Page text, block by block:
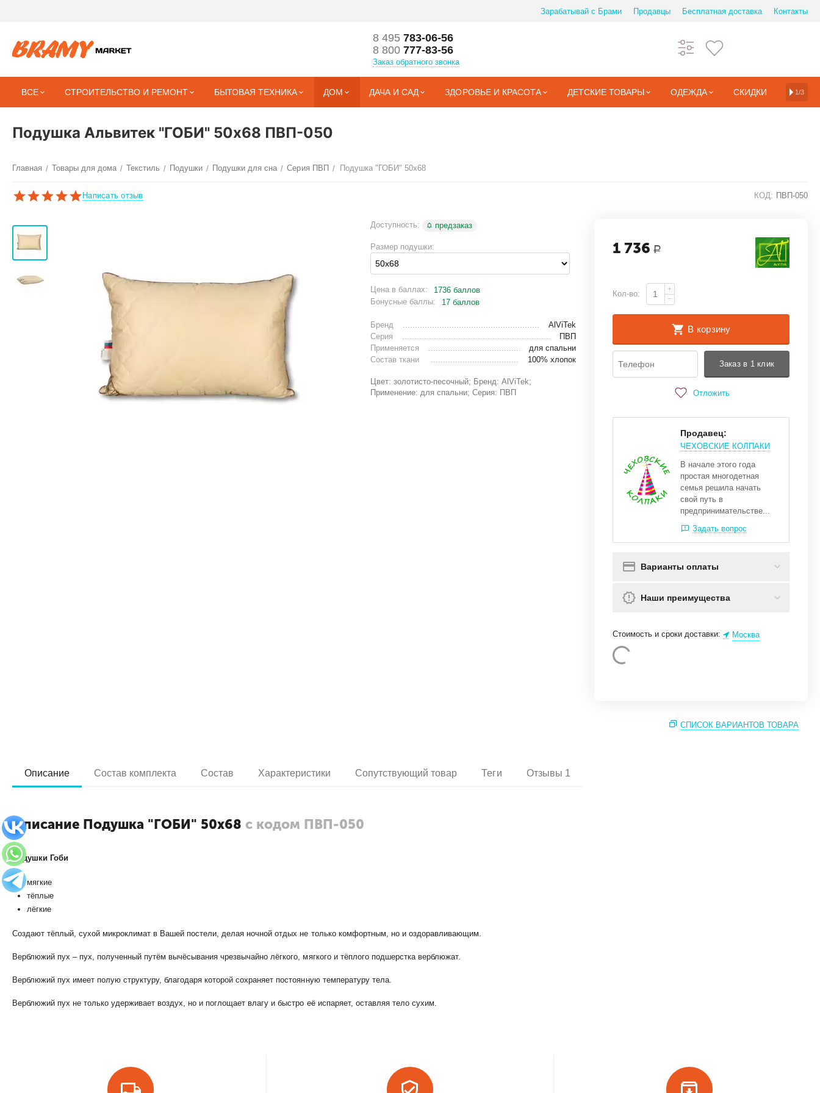
Зарабатывай с Брами Продавцы Бесплатная доставка Контакты
8 495783-06-56
8 800777-83-56
Заказ обратного звонка
ВСЕ СТРОИТЕЛЬСТВО И РЕМОНТ БЫТОВАЯ ТЕХНИКА ДОМ ДАЧА И САД ЗДОРОВЬЕ И КРАСОТА ДЕТСКИЕ ТОВАРЫ ОДЕЖДА СКИДКИ 1/3
Подушка Альвитек "ГОБИ" 50х68 ПВП-050
Главная / Товары для дома / Текстиль / Подушки / Подушки для сна / Серия ПВП / Подушка "ГОБИ" 50х68
Написать отзыв КОД: ПВП-050
Доступность: предзаказ
Размер подушки:
Цена в баллах:
1736 баллов
Бонусные баллы:
17 баллов
Бренд
AlViTek
Серия
ПВП
Применяется
для спальни
Состав ткани
100% хлопок
Цвет: золотисто-песочный; Бренд: AlViTek;
Применение: для спальни; Серия: ПВП
1 736 Р
Кол-во:
+
−
В корзину
Заказ в 1 клик
Отложить
Продавец:
ЧЕХОВСКИЕ КОЛПАКИ
В начале этого года
простая многодетная
семья решила начать
свой путь в
предпринимательстве...
Задать вопрос
Варианты оплаты
Наши преимущества
Стоимость и сроки доставки: Москва
СПИСОК ВАРИАНТОВ ТОВАРА
Описание Состав комплекта Состав Характеристики Сопутствующий товар Теги Отзывы 1
Описание Подушка "ГОБИ" 50х68 с кодом ПВП-050
Подушки Гоби
мягкие
тёплые
лёгкие
Создают тёплый, сухой микроклимат в Вашей постели, делая ночной отдых не только комфортным, но и оздоравливающим.
Верблюжий пух – пух, полученный путём вычёсывания чрезвычайно лёгкого, мягкого и тёплого подшерстка верблюжат.
Верблюжий пух имеет полую структуру, благодаря которой сохраняет постоянную температуру тела.
Верблюжий пух не только удерживает воздух, но и поглощает влагу и быстро её испаряет, оставляя тело сухим.